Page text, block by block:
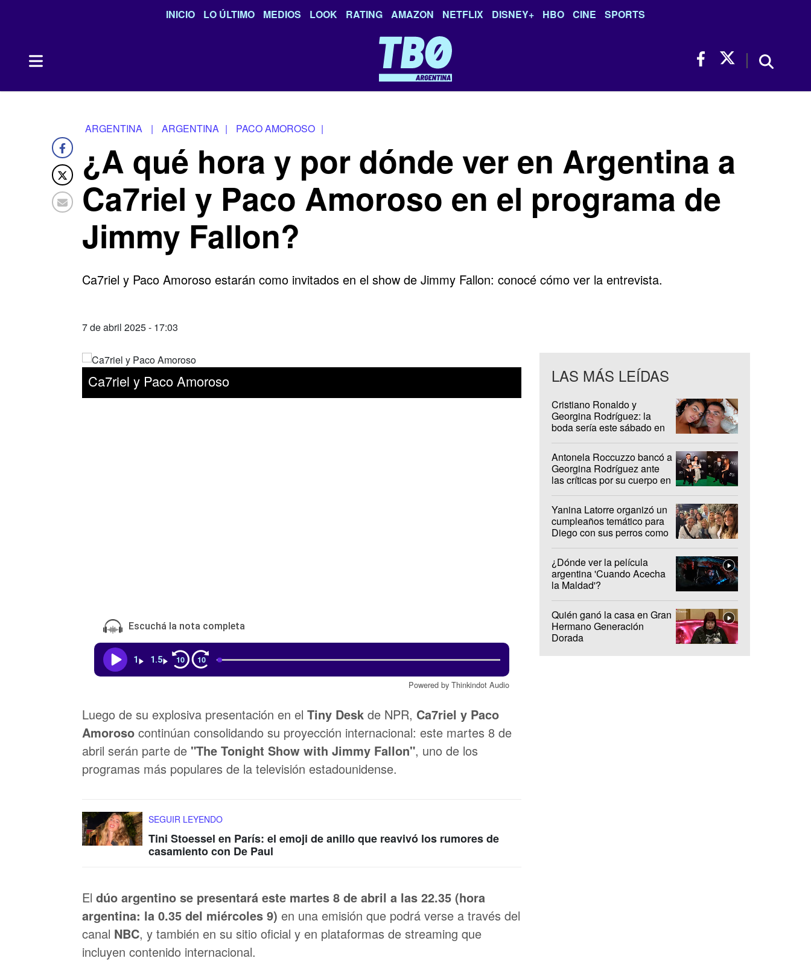
INICIO LO ÚLTIMO MEDIOS LOOK RATING AMAZON NETFLIX DISNEY+ HBO CINE SPORTS
ARGENTINA | ARGENTINA | PACO AMOROSO |
¿A qué hora y por dónde ver en Argentina a
Ca7riel y Paco Amoroso en el programa de
Jimmy Fallon?
Ca7riel y Paco Amoroso estarán como invitados en el show de Jimmy Fallon: conocé cómo ver la entrevista.
7 de abril 2025 - 17:03
Ca7riel y Paco Amoroso
Escuchá la nota completa
1 1.5 10 10
Powered by Thinkindot Audio
Luego de su explosiva presentación en el Tiny Desk de NPR, Ca7riel y Paco
Amoroso continúan consolidando su proyección internacional: este martes 8 de
abril serán parte de "The Tonight Show with Jimmy Fallon", uno de los
programas más populares de la televisión estadounidense.
SEGUIR LEYENDO
Tini Stoessel en París: el emoji de anillo que reavivó los rumores de
casamiento con De Paul
El dúo argentino se presentará este martes 8 de abril a las 22.35 (hora
argentina: la 0.35 del miércoles 9) en una emisión que podrá verse a través del
canal NBC, y también en su sitio oficial y en plataformas de streaming que
incluyen contenido internacional.
LAS MÁS LEÍDAS
Cristiano Ronaldo y
Georgina Rodríguez: la
boda sería este sábado en
Antonela Roccuzzo bancó a
Georgina Rodríguez ante
las críticas por su cuerpo en
Yanina Latorre organizó un
cumpleaños temático para
Diego con sus perros como
¿Dónde ver la película
argentina 'Cuando Acecha
la Maldad'?
Quién ganó la casa en Gran
Hermano Generación
Dorada